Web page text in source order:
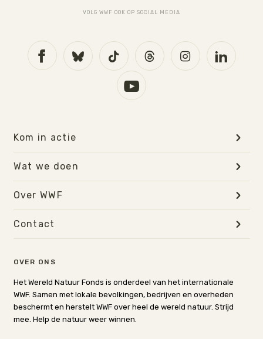
VOLG WWF OOK OP SOCIAL MEDIA
OVER ONS
Het Wereld Natuur Fonds is onderdeel van het internationale
WWF. Samen met lokale bevolkingen, bedrijven en overheden
beschermt en herstelt WWF over heel de wereld natuur. Strijd
mee. Help de natuur weer winnen.
Kom in actie
Wat we doen
Over WWF
Contact